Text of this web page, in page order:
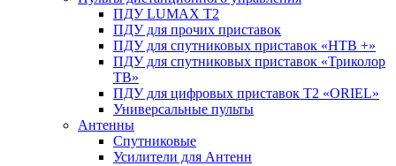
ПДУ LUMAX Т2
ПДУ для прочих приставок
ПДУ для спутниковых приставок «НТВ +»
ПДУ для спутниковых приставок «Триколор
ТВ»
ПДУ для цифровых приставок Т2 «ORIEL»
Универсальные пульты
Антенны
Спутниковые
Усилители для Антенн